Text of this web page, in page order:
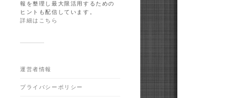
報を整理し最大限活用するための
ヒントも配信しています。
詳細はこちら
運営者情報
プライバシーポリシー